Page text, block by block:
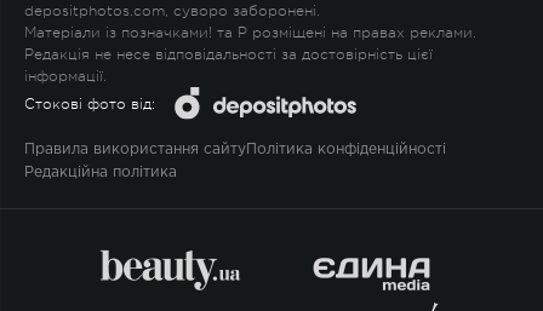
depositphotos.com, суворо заборонені.
Матеріали із позначками! та P розміщені на правах реклами.
Редакція не несе відповідальності за достовірність цієї
інформації.
Стокові фото від:
Правила використання сайту Політика конфіденційності
Редакційна політика